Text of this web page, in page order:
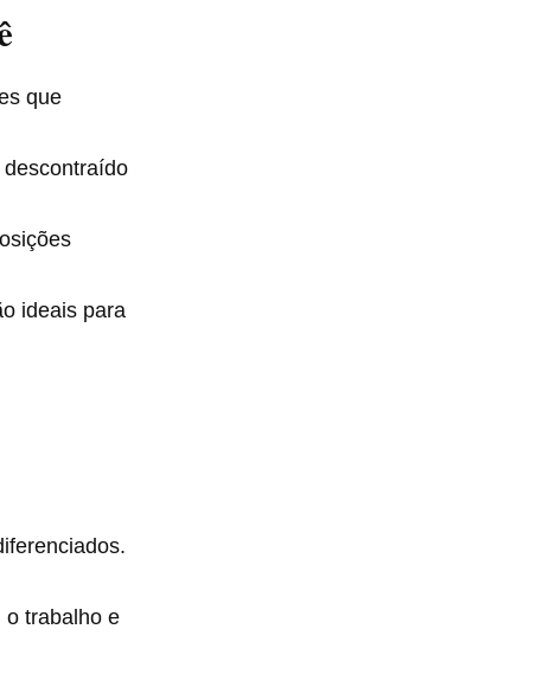
que
ideais para
o trabalho e